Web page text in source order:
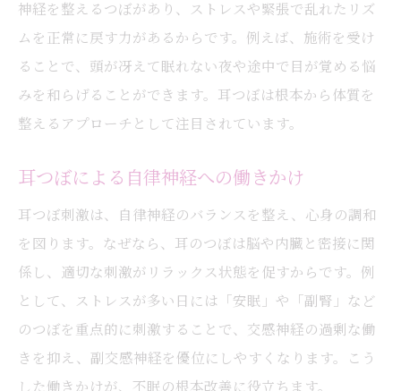
耳つぼセルフケアの注意点とポイント
忙しい人にもおすすめ耳つぼ活用法
心身の緊張をほぐす耳つぼの作用
ストレスケアに選ばれる耳つぼの特徴
耳つぼが心に与える癒しのメカニズム
日常生活に活かせる耳つぼの活用法
ストレス時に実践したい耳つぼケア
快眠習慣を耳つぼで取り戻す方法
耳つぼで毎晩の快眠を目指す方法
神経を整えるつぼがあり、ストレスや緊張で乱れたリズ
ムを正常に戻す力があるからです。例えば、施術を受け
ることで、頭が冴えて眠れない夜や途中で目が覚める悩
みを和らげることができます。耳つぼは根本から体質を
整えるアプローチとして注目されています。
耳つぼによる自律神経への働きかけ
耳つぼ刺激は、自律神経のバランスを整え、心身の調和
を図ります。なぜなら、耳のつぼは脳や内臓と密接に関
係し、適切な刺激がリラックス状態を促すからです。例
として、ストレスが多い日には「安眠」や「副腎」など
のつぼを重点的に刺激することで、交感神経の過剰な働
きを抑え、副交感神経を優位にしやすくなります。こう
した働きかけが、不眠の根本改善に役立ちます。